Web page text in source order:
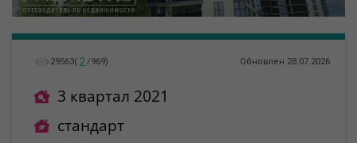
29563( 2 /969) Обновлен 28.07.2026
3 квартал 2021
стандарт